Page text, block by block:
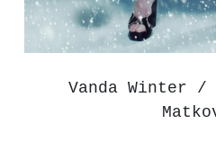
Vanda Winter